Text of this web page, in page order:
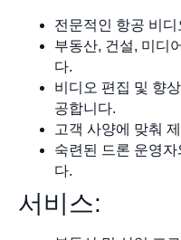
전문적인 항공 비
부동산, 건설, 미디
다.
비디오 편집 및 향
공합니다.
고객 사양에 맞춰
숙련된 드론 운영
다.
서비스: